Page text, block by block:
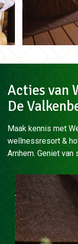
Acties van
De
Maak kennis met
wellnessresort &
Arnhem. Geniet